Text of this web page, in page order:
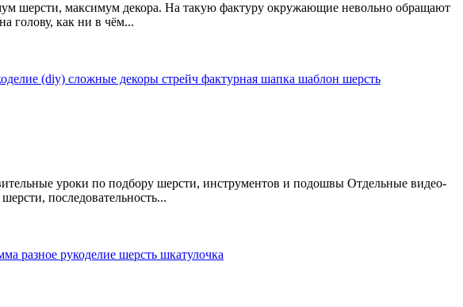
шерсти, максимум декора. На такую фактуру окружающие невольно обращают
голову, как ни в чём...
(diy) сложные декоры стрейч фактурная шапка шаблон шерсть
уроки по подбору шерсти, инструментов и подошвы Отдельные видео-
последовательность...
разное рукоделие шерсть шкатулочка